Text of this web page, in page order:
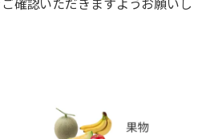
確認いただきますようお願いし